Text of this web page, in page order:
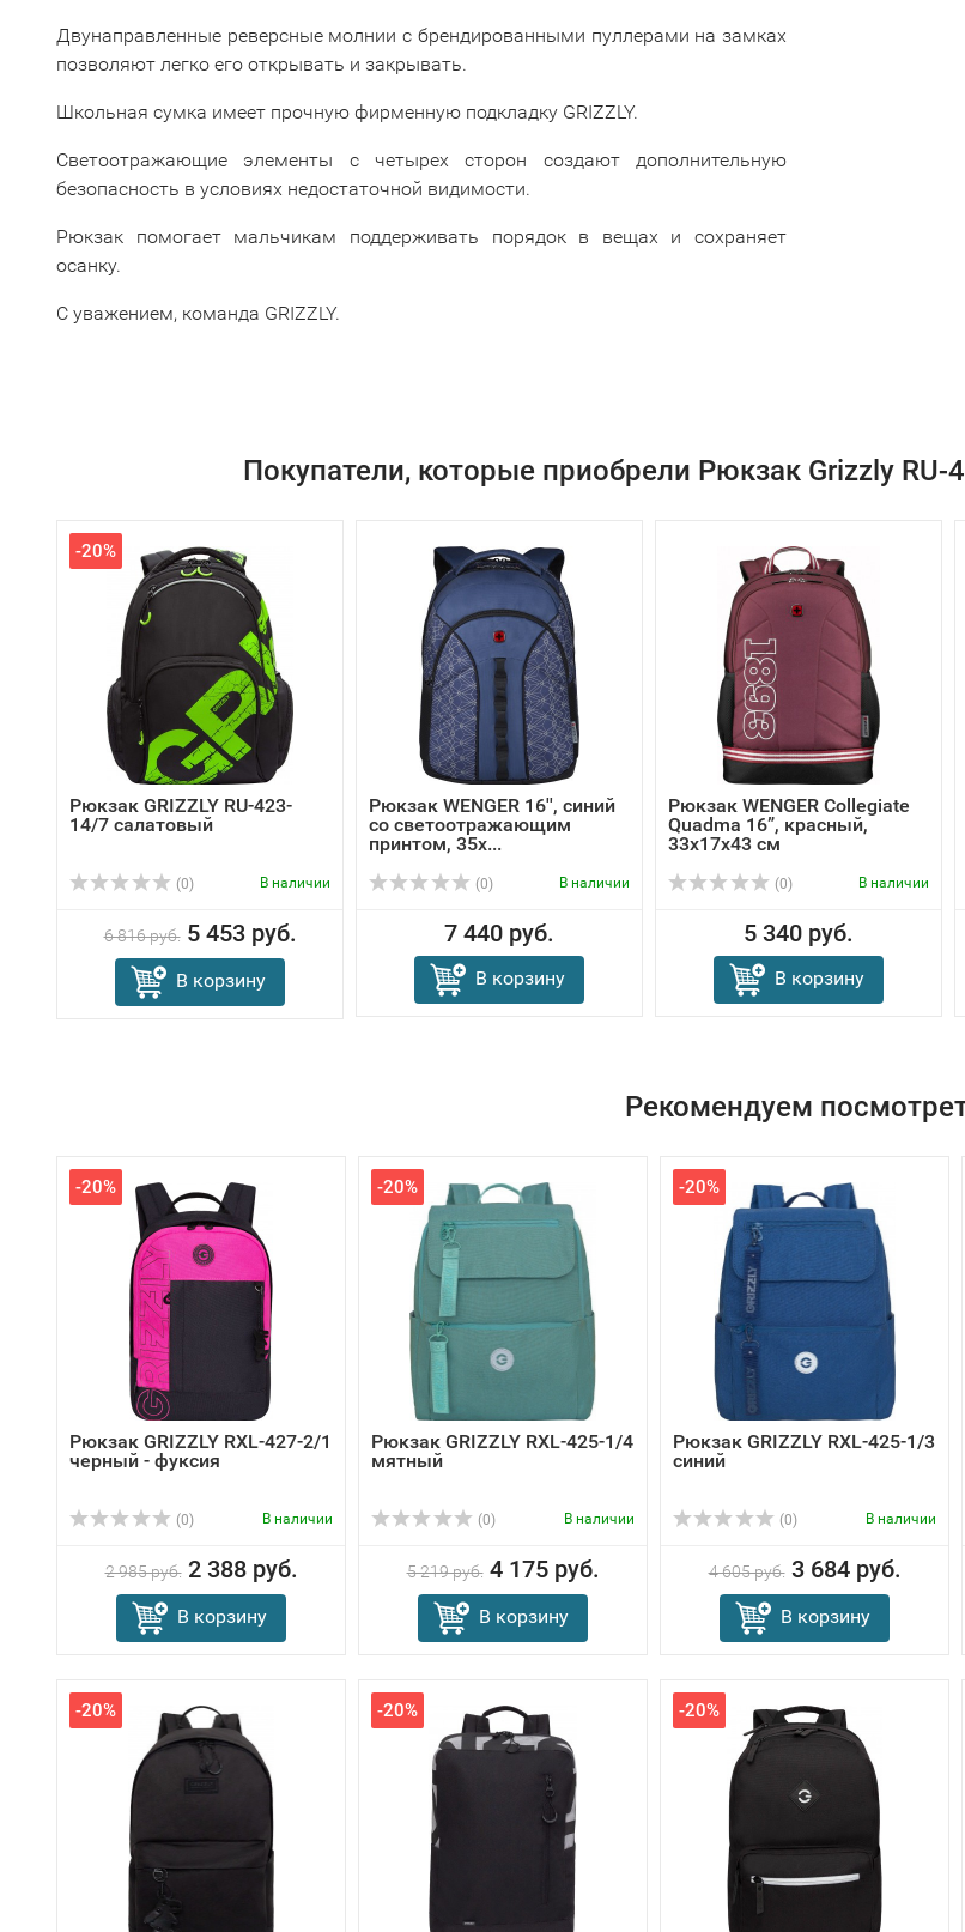
Двунаправленные реверсные молнии с брендированными пуллерами на замках
позволяют легко его открывать и закрывать.
Школьная сумка имеет прочную фирменную подкладку GRIZZLY.
Светоотражающие элементы с четырех сторон создают дополнительную
безопасность в условиях недостаточной видимости.
Рюкзак помогает мальчикам поддерживать порядок в вещах и сохраняет
осанку.
С уважением, команда GRIZZLY.
Покупатели, которые приобрели Рюкзак Grizzly
-20%
Рюкзак GRIZZLY RU-423-
14/7 салатовый
(0) В наличии
6 816 руб. 5 453 руб.
В корзину
Рюкзак WENGER 16'', синий
со светоотражающим
принтом, 35x...
(0) В наличии
7 440 руб.
В корзину
Рюкзак WENGER Collegiate
Quadma 16”, красный,
33х17х43 см
(0) В наличии
5 340 руб.
В корзину
Рекомендуем
-20%
Рюкзак GRIZZLY RXL-427-2/1
черный - фуксия
(0) В наличии
2 985 руб. 2 388 руб.
В корзину
-20%
Рюкзак GRIZZLY RXL-425-1/4
мятный
(0) В наличии
5 219 руб. 4 175 руб.
В корзину
-20%
Рюкзак GRIZZLY RXL-425-1/3
синий
(0) В наличии
4 605 руб. 3 684 руб.
В корзину
-20% -20% -20%